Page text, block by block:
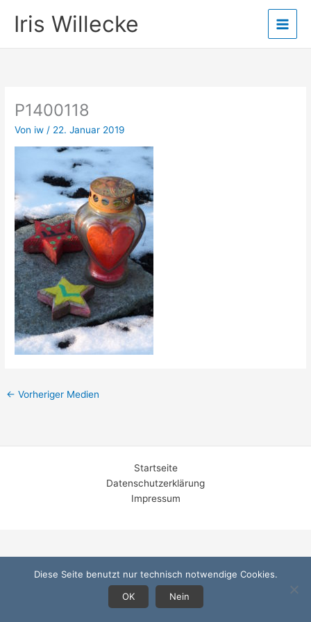
InhaltIris Willecke
P1400118
Von iw / 22. Januar 2019
← Vorheriger Medien
Startseite
Datenschutzerklärung
Impressum
Diese Seite benutzt nur technisch notwendige Cookies.
OK
Nein